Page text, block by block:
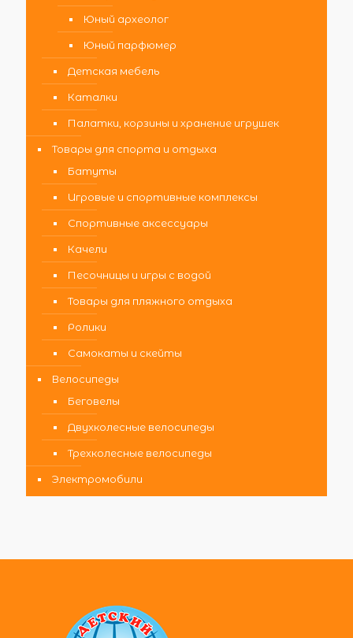
Юный археолог
Юный парфюмер
Детская мебель
Каталки
Палатки, корзины и хранение игрушек
Товары для спорта и отдыха
Батуты
Игровые и спортивные комплексы
Спортивные аксессуары
Качели
Песочницы и игры с водой
Товары для пляжного отдыха
Ролики
Самокаты и скейты
Велосипеды
Беговелы
Двухколесные велосипеды
Трехколесные велосипеды
Электромобили